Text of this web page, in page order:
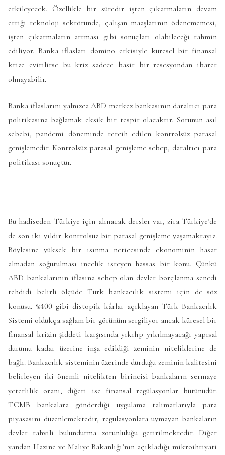
etkileyecek. Özellikle bir süredir işten çıkarmaların devam
ettiği teknoloji sektöründe, çalışan maaşlarının ödenememesi,
işten çıkarmaların artması gibi sonuçları olabileceği tahmin
ediliyor. Banka iflasları domino etkisiyle küresel bir finansal
krize evirilirse bu kriz sadece basit bir resesyondan ibaret
olmayabilir.
Banka iflaslarını yalnızca ABD merkez bankasının daraltıcı para
politikasına bağlamak eksik bir tespit olacaktır. Sorunun asıl
sebebi, pandemi döneminde tercih edilen kontrolsüz parasal
genişlemedir. Kontrolsüz parasal genişleme sebep, daraltıcı para
politikası sonuçtur.
Bu hadiseden Türkiye için alınacak dersler var, zira Türkiye’de
de son iki yıldır kontrolsüz bir parasal genişleme yaşamaktayız.
Böylesine yüksek bir ısınma neticesinde ekonominin hasar
almadan soğutulması incelik isteyen hassas bir konu. Çünkü
ABD bankalarının iflasına sebep olan devlet borçlanma senedi
tehdidi belirli ölçüde Türk bankacılık sistemi için de söz
konusu. %400 gibi distopik kârlar açıklayan Türk Bankacılık
Sistemi oldukça sağlam bir görünüm sergiliyor ancak küresel bir
finansal krizin şiddeti karşısında yıkılıp yıkılmayacağı yapısal
durumu kadar üzerine inşa edildiği zeminin niteliklerine de
bağlı. Bankacılık sisteminin üzerinde durduğu zeminin kalitesini
belirleyen iki önemli nitelikten birincisi bankaların sermaye
yeterlilik oranı, diğeri ise finansal regülasyonlar bütünüdür.
TCMB bankalara gönderdiği uygulama talimatlarıyla para
piyasasını düzenlemektedir, regülasyonlara uymayan bankaların
devlet tahvili bulundurma zorunluluğu getirilmektedir. Diğer
yandan Hazine ve Maliye Bakanlığı’nın açıkladığı mikroihtiyati